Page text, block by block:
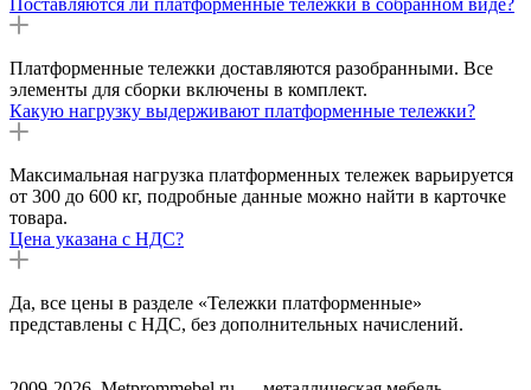
Платформенные тележки доставляются разобранными. Все
элементы для сборки включены в комплект.
Какую нагрузку выдерживают платформенные тележки?
Максимальная нагрузка платформенных тележек варьируется
от 300 до 600 кг, подробные данные можно найти в карточке
товара.
Цена указана с НДС?
Да, все цены в разделе «Тележки платформенные»
представлены с НДС, без дополнительных начислений.